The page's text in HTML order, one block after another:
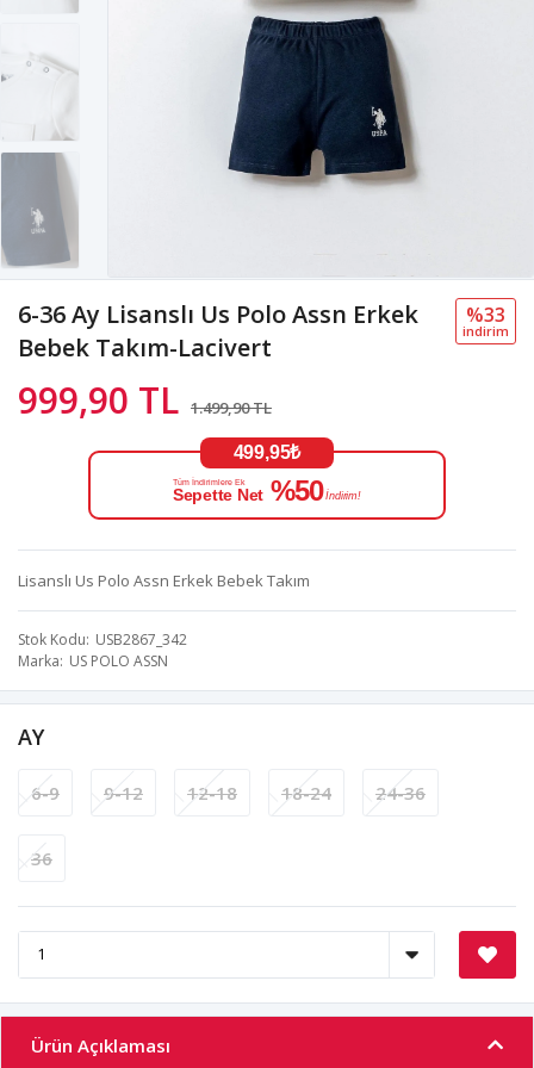
6-36 Ay Lisanslı Us Polo Assn Erkek
Bebek Takım-Lacivert
999,90 TL 1.499,90 TL
%33
i̇ndi̇ri̇m
499,95₺
Tüm İndirimlere Ek
Sepette Net %50 İndirim!
Lisanslı Us Polo Assn Erkek Bebek Takım
Stok Kodu USB2867_342
Marka US POLO ASSN
AY
6-9 9-12 12-18 18-24 24-36
36
Ürün Açıklaması